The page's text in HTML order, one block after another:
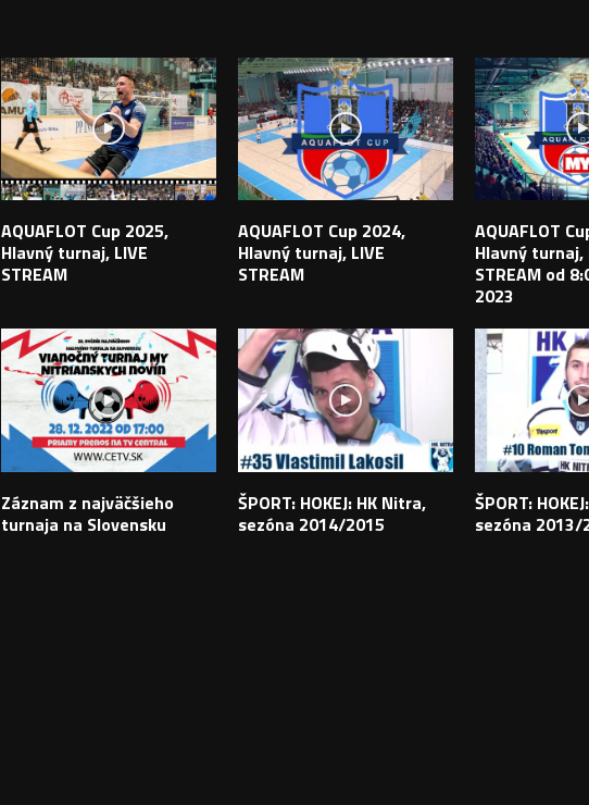
AQUAFLOT Cup 2025,
Hlavný turnaj, LIVE
STREAM
AQUAFLOT Cup 2024,
Hlavný turnaj, LIVE
STREAM
AQUAFLOT
Hlavný turnaj,
STREAM od
2023
Záznam z najväčšieho
turnaja na Slovensku
ŠPORT: HOKEJ: HK Nitra,
sezóna 2014/2015
ŠPORT:
sezóna 2013/